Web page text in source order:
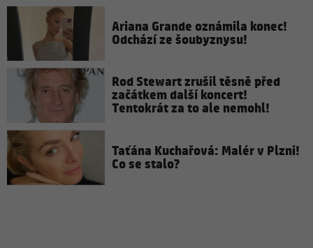
Ariana Grande oznámila konec!
Odchází ze šoubyznysu!
Rod Stewart zrušil těsně před
začátkem další koncert!
Tentokrát za to ale nemohl!
Taťána Kuchařová: Malér v Plzni!
Co se stalo?